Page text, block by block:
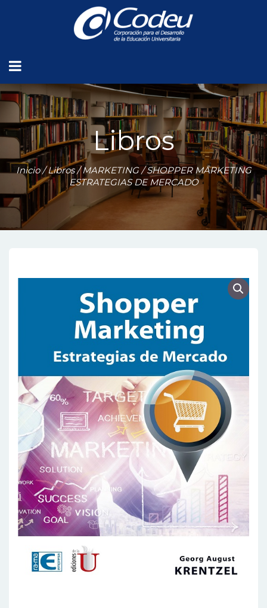
Libros
Inicio/Libros/MARKETING/ SHOPPER MARKETING
ESTRATEGIAS DE MERCADO